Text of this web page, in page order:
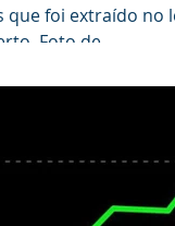
foi extraído no
Foto de...